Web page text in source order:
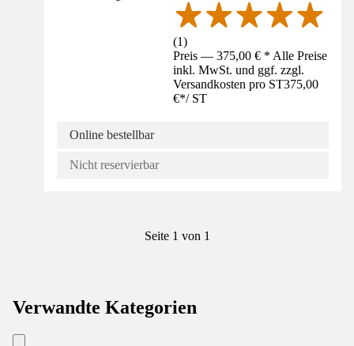
(1)
Preis — 375,00 € * Alle Preise
inkl. MwSt. und ggf. zzgl.
Versandkosten pro ST375,00
€*/ ST
Online bestellbar
Nicht reservierbar
Seite 1 von 1
Verwandte Kategorien